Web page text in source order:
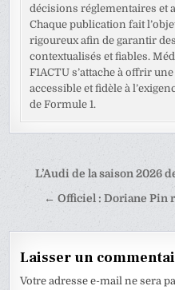
décisions réglementaires et
Chaque publication fait
rigoureux afin de garantir
contextualisés et fiables.
F1ACTU s’attache à offrir
accessible et fidèle à
de Formule 1.
Navigation
L’Audi de la saison 2026
← Officiel : Doriane Pin
Laisser un
Votre adresse e-mail ne sera